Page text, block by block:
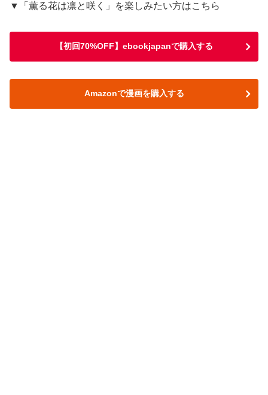
▼「薫る花は凛と咲く」を楽しみたい方はこちら
【初回70%OFF】ebookjapanで購入する
Amazonで漫画を購入する